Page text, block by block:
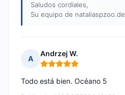
Saludos cordiales,
Su equipo de nataliaspzoo.de
A
Andrzej W.
Nota: 5 de 5
Todo está bien. Océano 5